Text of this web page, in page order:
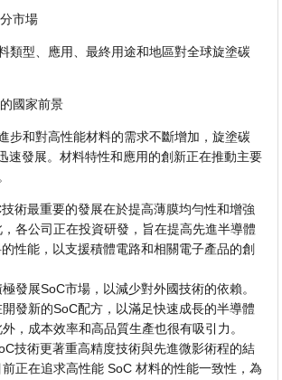
市場
類型、應用、最終用途和地區對全球旋塗碳
國家前景
步和對高性能材料的需求不斷增加，旋塗碳
速發展。材料特性和應用的創新正在推動主要
術最重要的發展在於提高薄膜均勻性和增強
各公司正在投資研發，旨在提高先進半導體
性能，以支援積體電路和相關電子產品的創
發展SoC市場，以減少對外國技術的依賴。
發新的SoC配方，以滿足快速成長的半導體
，成本效率和高品質生產也很有吸引力。
技術更著重高精度技術與先進微影術程的結
正在追求高性能 SoC 材料的性能一致性，為